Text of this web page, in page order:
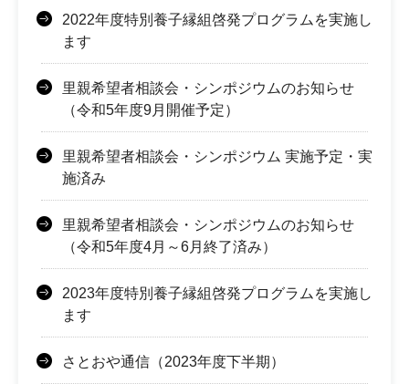
2022年度特別養子縁組啓発プログラムを実施し
ます
里親希望者相談会・シンポジウムのお知らせ
（令和5年度9月開催予定）
里親希望者相談会・シンポジウム 実施予定・実
施済み
里親希望者相談会・シンポジウムのお知らせ
（令和5年度4月～6月終了済み）
2023年度特別養子縁組啓発プログラムを実施し
ます
さとおや通信（2023年度下半期）